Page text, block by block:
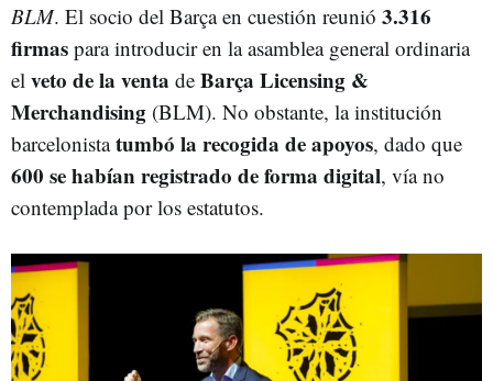
BLM. El socio del Barça en cuestión reunió 3.316
firmas para introducir en la asamblea general ordinaria
el veto de la venta de Barça Licensing &
Merchandising (BLM). No obstante, la institución
barcelonistatumbó la recogida de apoyos, dado que
600 se habían registrado de forma digital, vía no
contemplada por los estatutos.